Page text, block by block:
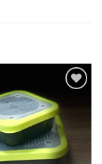
wishlist